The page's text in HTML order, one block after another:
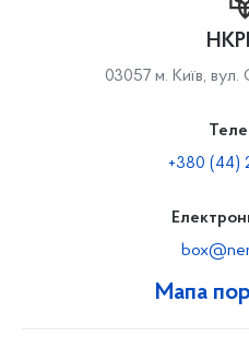
Мапа
03057 м. Київ, вул.
+380 (44)